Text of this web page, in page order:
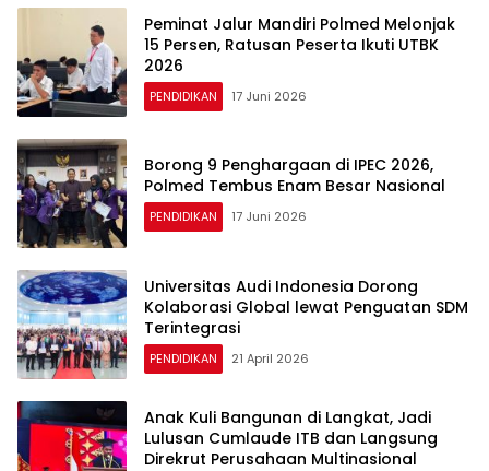
Peminat Jalur Mandiri Polmed Melonjak
15 Persen, Ratusan Peserta Ikuti UTBK
2026
PENDIDIKAN 17 Juni 2026
Borong 9 Penghargaan di IPEC 2026,
Polmed Tembus Enam Besar Nasional
PENDIDIKAN 17 Juni 2026
Universitas Audi Indonesia Dorong
Kolaborasi Global lewat Penguatan SDM
Terintegrasi
PENDIDIKAN 21 April 2026
Anak Kuli Bangunan di Langkat, Jadi
Lulusan Cumlaude ITB dan Langsung
Direkrut Perusahaan Multinasional